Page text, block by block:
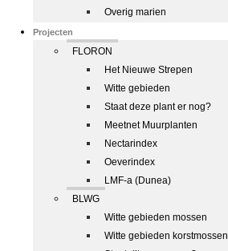
Overig marien
Projecten
FLORON
Het Nieuwe Strepen
Witte gebieden
Staat deze plant er nog?
Meetnet Muurplanten
Nectarindex
Oeverindex
LMF-a (Dunea)
BLWG
Witte gebieden mossen
Witte gebieden korstmossen